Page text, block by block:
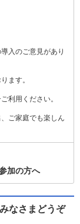
入のご意見があり
ます。
利用ください。
ご家庭でも楽しん
加の方へ
す。
なさまどうぞ